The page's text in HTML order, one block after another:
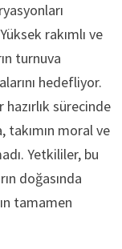
rakımlı ve
turnuva
hedefliyor.
sürecinde
moral ve
Yetkililer, bu
doğasında
tamamen